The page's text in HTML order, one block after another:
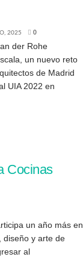
2025 0
der Rohe
un nuevo reto
de Madrid
UIA 2022 en
Cocinas
un año más en
diseño y arte de
al